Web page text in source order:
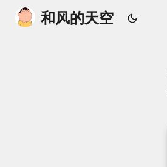
和风的天空